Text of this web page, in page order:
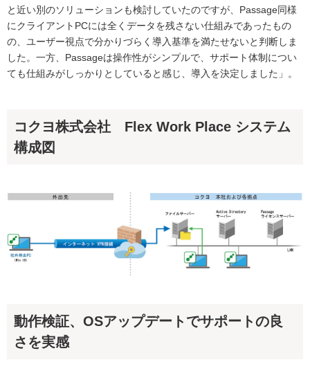
と近い別のソリューションも検討していたのですが、Passage同様
にクライアントPCには全くデータを残さない仕組みであったもの
の、ユーザー視点で分かりづらく導入基準を満たせないと判断しま
した。一方、Passageは操作性がシンプルで、サポート体制につい
ても仕組みがしっかりとしていると感じ、導入を決定しました」。
コクヨ株式会社 Flex Work Place システム
構成図
動作検証、OSアップデートでサポートの良
さを実感